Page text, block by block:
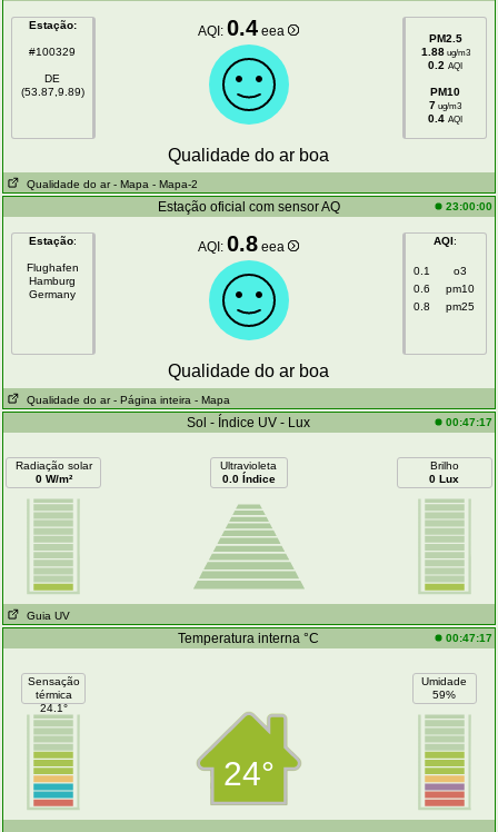
Estação:
#100329
DE
(53.87,9.89)
AQI:0.4 eea
PM2.5
1.88ug/m3
0.2 AQI
PM10
7 ug/m3
0.4 AQI
Qualidade do ar boa
Qualidade do ar - Mapa - Mapa-2
Estação oficial com sensor AQ 23:00:00
Estação:
Flughafen
Hamburg
Germany
AQI:0.8 eea AQI:
0.1
o3
0.6
pm10
0.8
pm25
Qualidade do ar boa
Qualidade do ar - Página inteira - Mapa
Sol - Índice UV - Lux 00:47:17
Radiação solar
0 W/m²
Ultravioleta
0.0 Índice
Brilho
0 Lux
Guia UV
Temperatura interna °C 00:47:17
Sensação
térmica
24.1°
24°
Umidade
59%